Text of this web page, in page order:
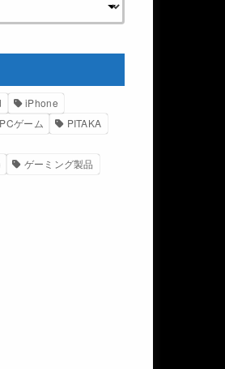
iPhone
PCゲーム
PITAKA
ゲーミング製品